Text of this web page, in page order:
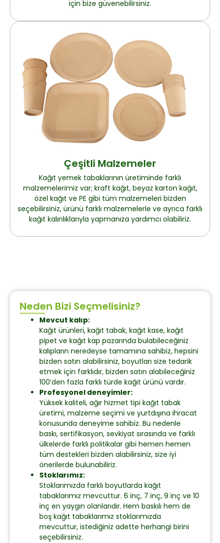
için bize güvenebilirsiniz.
Çeşitli Malzemeler
Kağıt yemek tabaklarının üretiminde farklı
malzemelerimiz var; kraft kağıt, beyaz karton kağıt,
özel kağıt ve PE gibi tüm malzemeleri bizden
seçebilirsiniz, ürünü farklı malzemelerle ve ayrıca farklı
kağıt kalınlıklarıyla yapmanıza yardımcı olabiliriz.
Neden Bizi Seçmelisiniz?
Mevcut kalıp:
Kağıt ürünleri, kağıt tabak, kağıt kase, kağıt
pipet ve kağıt kap pazarında bulabileceğiniz
kalıpların neredeyse tamamına sahibiz, hepsini
bizden satın alabilirsiniz, boyutları size tedarik
etmek için farklıdır, bizden satın alabileceğiniz
100’den fazla farklı türde kağıt ürünü vardır.
Profesyonel deneyimler:
Yüksek kaliteli, ağır hizmet tipi kağıt tabak
üretimi, malzeme seçimi ve yurtdışına ihracat
konusunda deneyime sahibiz. Bu nedenle
baskı, sertifikasyon, sevkiyat sırasında ve farklı
ülkelerde farklı politikalar gibi hemen hemen
tüm destekleri bizden alabilirsiniz, size iyi
önerilerde bulunabiliriz.
Stoklarımız:
Stoklarımızda farklı boyutlarda kağıt
tabaklarımız mevcuttur. 6 inç, 7 inç, 9 inç ve 10
inç en yaygın olanlarıdır. Hem baskılı hem de
boş kağıt tabaklarımız stoklarımızda
mevcuttur, istediğiniz adette herhangi birini
seçebilirsiniz.